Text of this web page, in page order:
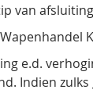
van
e.d.
Indien